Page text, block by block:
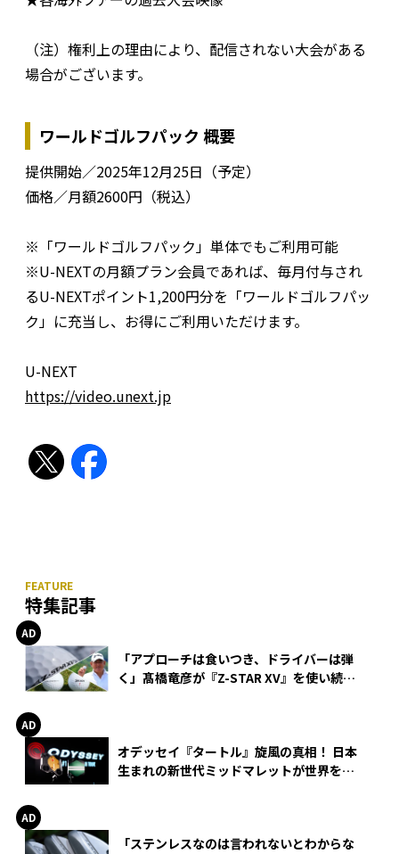
（注）権利上の理由により、配信されない大会がある
場合がございます。
ワールドゴルフパック 概要
提供開始／2025年12月25日（予定）
価格／月額2600円（税込）
※「ワールドゴルフパック」単体でもご利用可能
※U-NEXTの月額プラン会員であれば、毎月付与され
るU-NEXTポイント1,200円分を「ワールドゴルフパッ
ク」に充当し、お得にご利用いただけます。
U-NEXT
https://video.unext.jp
特集記事
「アプローチは食いつき、ドライバーは弾
く」髙橋竜彦が『Z-STAR XV』を使い続け
オデッセイ『タートル』旋風の真相！ 日本
生まれの新世代ミッドマレットが世界を席
「ステンレスなのは言われないとわからな